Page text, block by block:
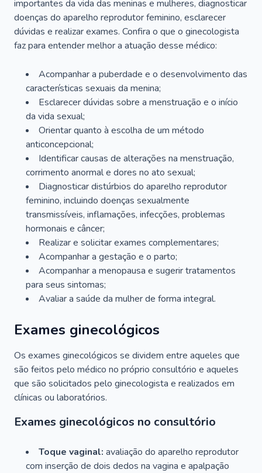
importantes da vida das meninas e mulheres, diagnosticar
doenças do aparelho reprodutor feminino, esclarecer
dúvidas e realizar exames. Confira o que o ginecologista
faz para entender melhor a atuação desse médico:
Acompanhar a puberdade e o desenvolvimento das
características sexuais da menina;
Esclarecer dúvidas sobre a menstruação e o início
da vida sexual;
Orientar quanto à escolha de um método
anticoncepcional;
Identificar causas de alterações na menstruação,
corrimento anormal e dores no ato sexual;
Diagnosticar distúrbios do aparelho reprodutor
feminino, incluindo doenças sexualmente
transmissíveis, inflamações, infecções, problemas
hormonais e câncer;
Realizar e solicitar exames complementares;
Acompanhar a gestação e o parto;
Acompanhar a menopausa e sugerir tratamentos
para seus sintomas;
Avaliar a saúde da mulher de forma integral.
Exames ginecológicos
Os exames ginecológicos se dividem entre aqueles que
são feitos pelo médico no próprio consultório e aqueles
que são solicitados pelo ginecologista e realizados em
clínicas ou laboratórios.
Exames ginecológicos no consultório
Toque vaginal: avaliação do aparelho reprodutor
com inserção de dois dedos na vagina e apalpação